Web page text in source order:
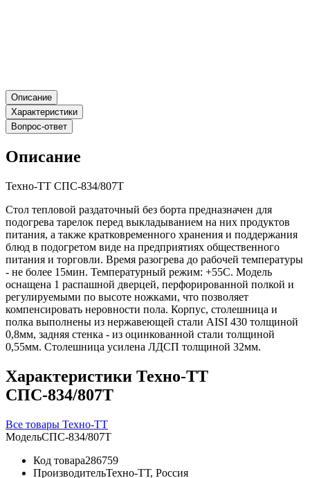
Описание
Характеристики
Вопрос-ответ
Описание
Техно-ТТ СПС-834/807Т
Стол тепловой раздаточный без борта предназначен для
подогрева тарелок перед выкладыванием на них продуктов
питания, а также кратковременного хранения и поддержания
блюд в подогретом виде на предприятиях общественного
питания и торговли. Время разогрева до рабочей температуры
- не более 15мин. Температурный режим: +55С. Модель
оснащена 1 распашной дверцей, перфорированной полкой и
регулируемыми по высоте ножками, что позволяет
компенсировать неровности пола. Корпус, столешница и
полка выполнены из нержавеющей стали AISI 430 толщиной
0,8мм, задняя стенка - из оцинкованной стали толщиной
0,55мм. Столешница усилена ЛДСП толщиной 32мм.
Характеристики Техно-ТТ
СПС-834/807Т
Все товары Техно-ТТ
МодельСПС-834/807Т
Код товара286759
ПроизводительТехно-ТТ, Россия